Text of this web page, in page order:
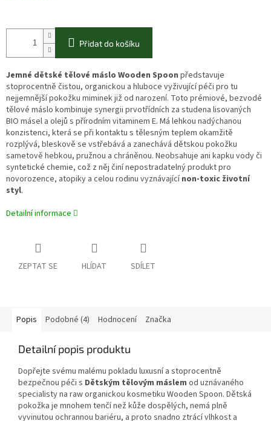
Přidat do košíku
Jemné dětské tělové máslo Wooden Spoon představuje
stoprocentně čistou, organickou a hluboce vyživující péči pro tu
nejjemnější pokožku miminek již od narození. Toto prémiové, bezvodé
tělové máslo kombinuje synergii prvotřídních za studena lisovaných
BIO másel a olejů s přírodním vitaminem E. Má lehkou nadýchanou
konzistenci, která se při kontaktu s tělesným teplem okamžitě
rozplývá, bleskově se vstřebává a zanechává dětskou pokožku
sametově hebkou, pružnou a chráněnou. Neobsahuje ani kapku vody či
syntetické chemie, což z něj činí nepostradatelný produkt pro
novorozence, atopiky a celou rodinu vyznávajícínon-toxic životní
styl.
Detailní informace
ZEPTAT SE HLÍDAT SDÍLET
Popis Podobné (4) Hodnocení Značka
Detailní popis produktu
Dopřejte svému malému pokladu luxusní a stoprocentně
bezpečnou péči s Dětským tělovým máslem od uznávaného
specialisty na raw organickou kosmetiku Wooden Spoon. Dětská
pokožka je mnohem tenčí než kůže dospělých, nemá plně
vyvinutou ochrannou bariéru, a proto snadno ztrácí vlhkost a